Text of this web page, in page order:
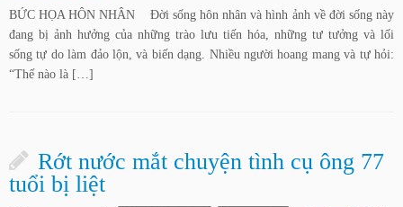
BỨC HỌA HÔN NHÂN Đời sống hôn nhân và hình ảnh về đời sống này
đang bị ảnh hưởng của những trào lưu tiến hóa, những tư tưởng và lối
sống tự do làm đảo lộn, và biến dạng. Nhiều người hoang mang và tự hỏi:
“Thế nào là […]
Rớt nước mắt chuyện tình cụ ông 77
tuổi bị liệt